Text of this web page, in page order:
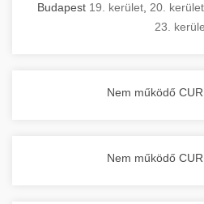
Budapest 19. kerület 20. kerület
23.
Nem működő
Nem működő